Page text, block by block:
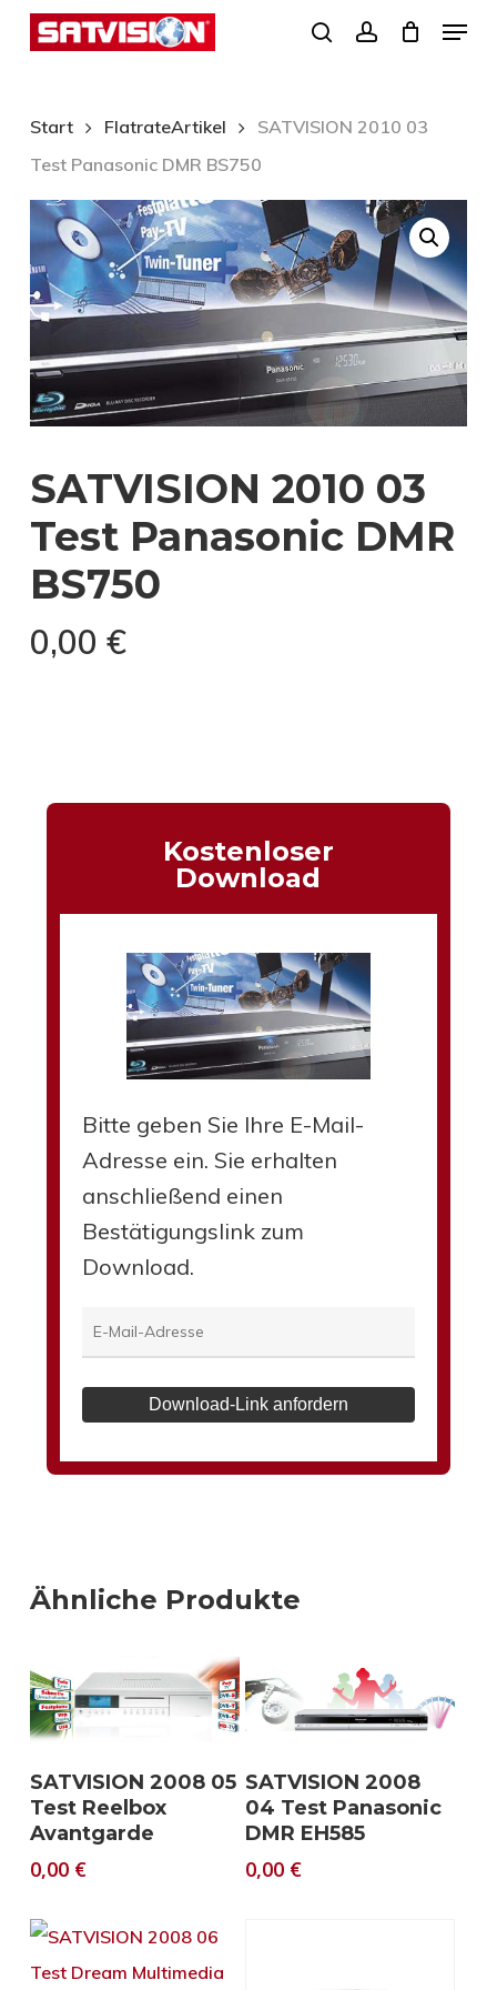
Skip
content
search
Menu
Start FlatrateArtikel
SATVISION 2010 03
Test Panasonic DMR BS750
SATVISION 2010 03
Test Panasonic DMR
BS750
0,00 €
Kostenloser
Download
Bitte geben Sie Ihre E-Mail-
Adresse ein. Sie erhalten
anschließend einen
Bestätigungslink zum
Download.
Download-Link anfordern
Ähnliche Produkte
Download
SATVISION 2008 05
Test Reelbox
Avantgarde
0,00 €
Download
SATVISION 2008
04 Test Panasonic
DMR EH585
0,00 €